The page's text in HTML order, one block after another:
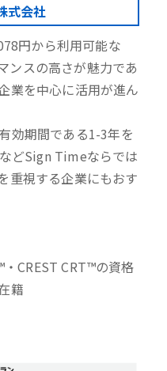
式会社
円から利用可能な
ンスの高さが魅力であ
業を中心に活用が進ん
効期間である1-3年を
などSign Timeならでは
重視する企業にもおす
CREST CRT™の資格
籍